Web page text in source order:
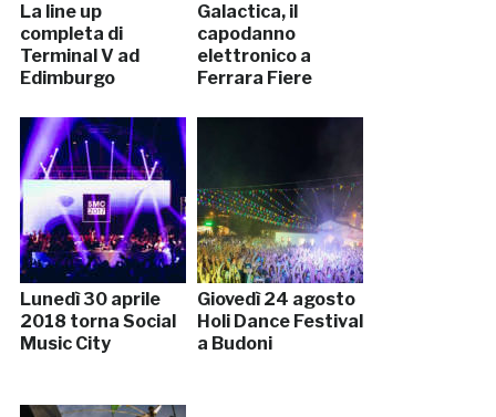
La line up
completa di
Terminal V ad
Edimburgo
Galactica, il
capodanno
elettronico a
Ferrara Fiere
Lunedì 30 aprile
2018 torna Social
Music City
Giovedì 24 agosto
Holi Dance Festival
a Budoni